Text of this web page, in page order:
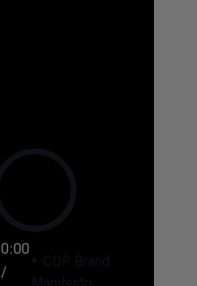
0:00
/